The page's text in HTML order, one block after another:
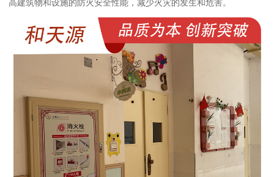
高建筑物和设施的防火安全性能，减少火灾的发生和危害。